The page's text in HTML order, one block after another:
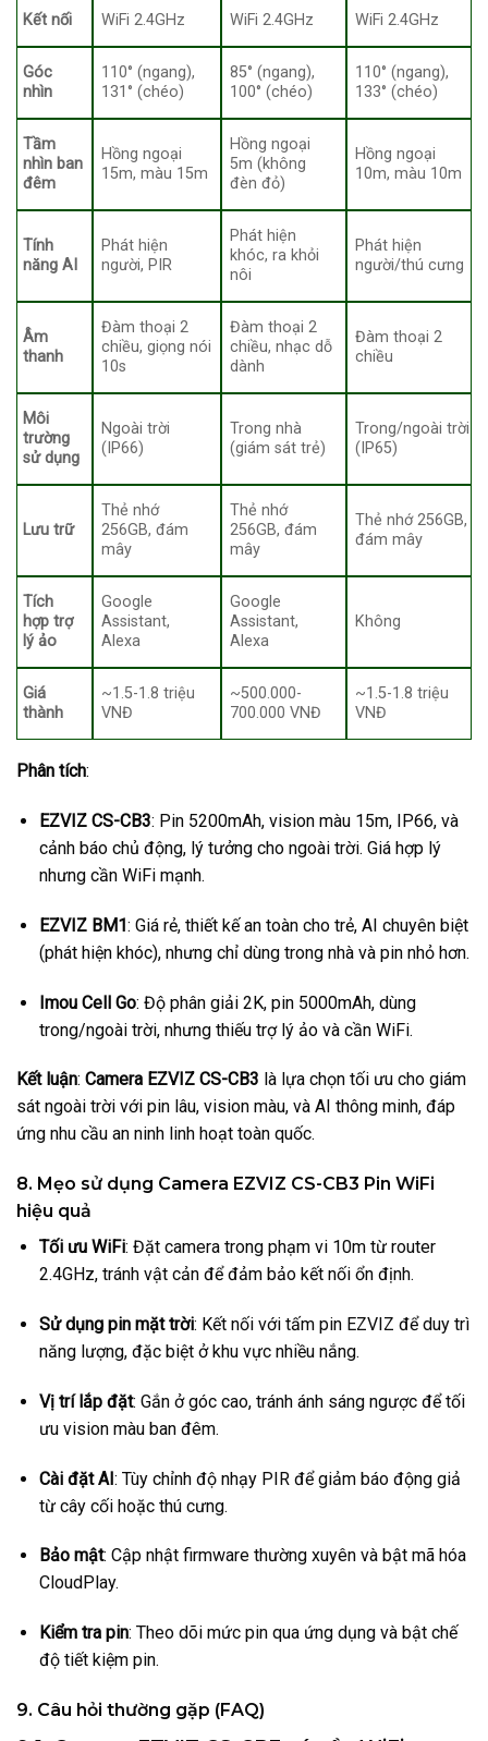
Kết nối WiFi 2.4GHz WiFi 2.4GHz WiFi 2.4GHz
Góc
nhìn
110° (ngang),
131° (chéo)
85° (ngang),
100° (chéo)
110° (ngang),
133° (chéo)
Tầm
nhìn ban
đêm
Hồng ngoại
15m, màu 15m
Hồng ngoại
5m (không
đèn đỏ)
Hồng ngoại
10m, màu 10m
Tính
năng AI
Phát hiện
người, PIR
Phát hiện
khóc, ra khỏi
nôi
Phát hiện
người/thú cưng
Âm
thanh
Đàm thoại 2
chiều, giọng nói
10s
Đàm thoại 2
chiều, nhạc dỗ
dành
Đàm thoại 2
chiều
Môi
trường
sử dụng
Ngoài trời
(IP66)
Trong nhà
(giám sát trẻ)
Trong/ngoài trời
(IP65)
Lưu trữ
Thẻ nhớ
256GB, đám
mây
Thẻ nhớ
256GB, đám
mây
Thẻ nhớ 256GB,
đám mây
Tích
hợp trợ
lý ảo
Google
Assistant,
Alexa
Google
Assistant,
Alexa
Không
Giá
thành
~1.5-1.8 triệu
VNĐ
~500.000-
700.000 VNĐ
~1.5-1.8 triệu
VNĐ
Phân tích:
EZVIZ CS-CB3: Pin 5200mAh, vision màu 15m, IP66, và
cảnh báo chủ động, lý tưởng cho ngoài trời. Giá hợp lý
nhưng cần WiFi mạnh.
EZVIZ BM1: Giá rẻ, thiết kế an toàn cho trẻ, AI chuyên biệt
(phát hiện khóc), nhưng chỉ dùng trong nhà và pin nhỏ hơn.
Imou Cell Go: Độ phân giải 2K, pin 5000mAh, dùng
trong/ngoài trời, nhưng thiếu trợ lý ảo và cần WiFi.
Kết luận: Camera EZVIZ CS-CB3 là lựa chọn tối ưu cho giám
sát ngoài trời với pin lâu, vision màu, và AI thông minh, đáp
ứng nhu cầu an ninh linh hoạt toàn quốc.
8. Mẹo sử dụng Camera EZVIZ CS-CB3 Pin WiFi
hiệu quả
Tối ưu WiFi: Đặt camera trong phạm vi 10m từ router
2.4GHz, tránh vật cản để đảm bảo kết nối ổn định.
Sử dụng pin mặt trời: Kết nối với tấm pin EZVIZ để duy trì
năng lượng, đặc biệt ở khu vực nhiều nắng.
Vị trí lắp đặt: Gắn ở góc cao, tránh ánh sáng ngược để tối
ưu vision màu ban đêm.
Cài đặt AI: Tùy chỉnh độ nhạy PIR để giảm báo động giả
từ cây cối hoặc thú cưng.
Bảo mật: Cập nhật firmware thường xuyên và bật mã hóa
CloudPlay.
Kiểm tra pin: Theo dõi mức pin qua ứng dụng và bật chế
độ tiết kiệm pin.
9. Câu hỏi thường gặp (FAQ)